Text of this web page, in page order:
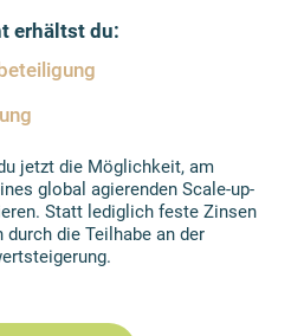
erhältst du:
jetzt die Möglichkeit, am
global agierenden Scale-up-
Statt lediglich feste Zinsen
die Teilhabe an der